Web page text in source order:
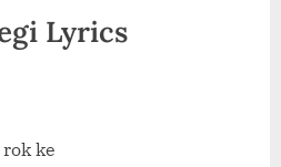
Lyrics
ke